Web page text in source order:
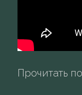
Прочитать